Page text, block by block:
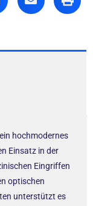
hochmodernes
Einsatz in der
Eingriffen
optischen
unterstützt es